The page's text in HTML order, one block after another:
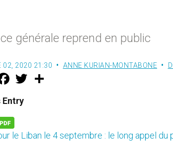
générale reprend en public
02, 2020 21:30 ANNE KURIAN-MONTABONE
F
a
e
b
o
k
w
Entry
le Liban le 4 septembre : le long appel du